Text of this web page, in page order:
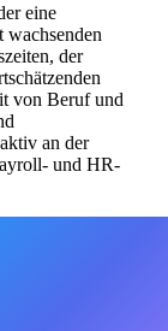
eine
der
von Beruf und
an der
und HR-